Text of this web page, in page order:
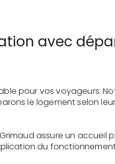
avec
pour vos voyageurs.
le logement selon
assure un accueil
du